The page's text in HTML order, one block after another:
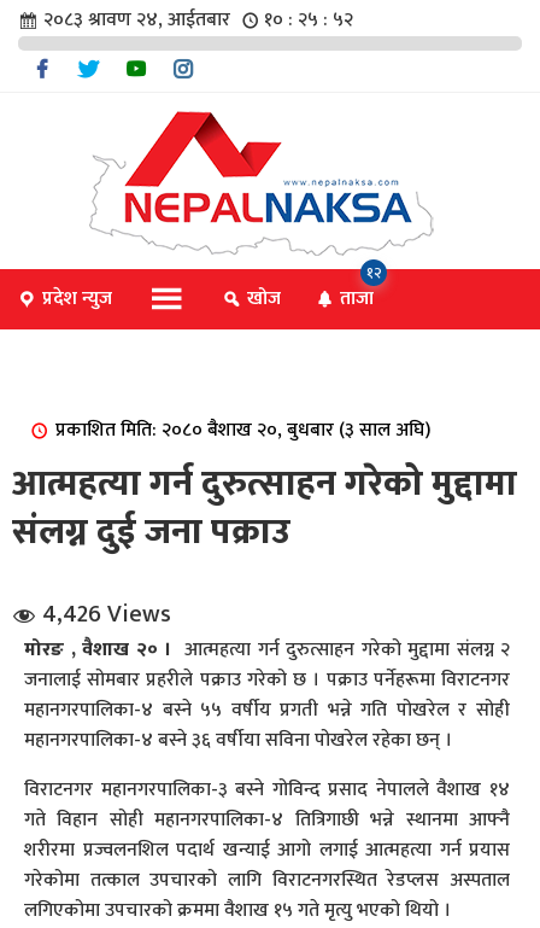
संवाद
२०८३ श्रावण २४, आईतबार १० : २५ : ५२
प्रदेश न्युज खोज ताजा
१२
प्रकाशित मिति: २०८० बैशाख २०, बुधबार (३ साल अघि)
आत्महत्या गर्न दुरुत्साहन गरेको मुद्दामा
संलग्न दुई जना पक्राउ
4,426 Views
मोरङ , वैशाख २० । आत्महत्या गर्न दुरुत्साहन गरेको मुद्दामा संलग्न २
जनालाई सोमबार प्रहरीले पक्राउ गरेको छ । पक्राउ पर्नेहरूमा विराटनगर
महानगरपालिका-४ बस्ने ५५ वर्षीय प्रगती भन्ने गति पोखरेल र सोही
महानगरपालिका-४ बस्ने ३६ वर्षीया सविना पोखरेल रहेका छन् ।
विराटनगर महानगरपालिका-३ बस्ने गोविन्द प्रसाद नेपालले वैशाख १४
गते विहान सोही महानगरपालिका-४ तित्रिगाछी भन्ने स्थानमा आफ्नै
शरीरमा प्रज्वलनशिल पदार्थ खन्याई आगो लगाई आत्महत्या गर्न प्रयास
गरेकोमा तत्काल उपचारको लागि विराटनगरस्थित रेडप्लस अस्पताल
लगिएकोमा उपचारको क्रममा वैशाख १५ गते मृत्यु भएको थियो ।